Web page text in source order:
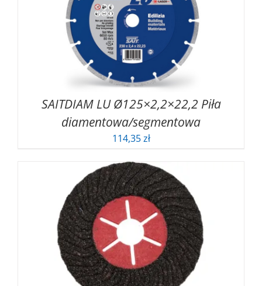
SAITDIAM LU Ø125×2,2×22,2 Piła
diamentowa/segmentowa
114,35zł